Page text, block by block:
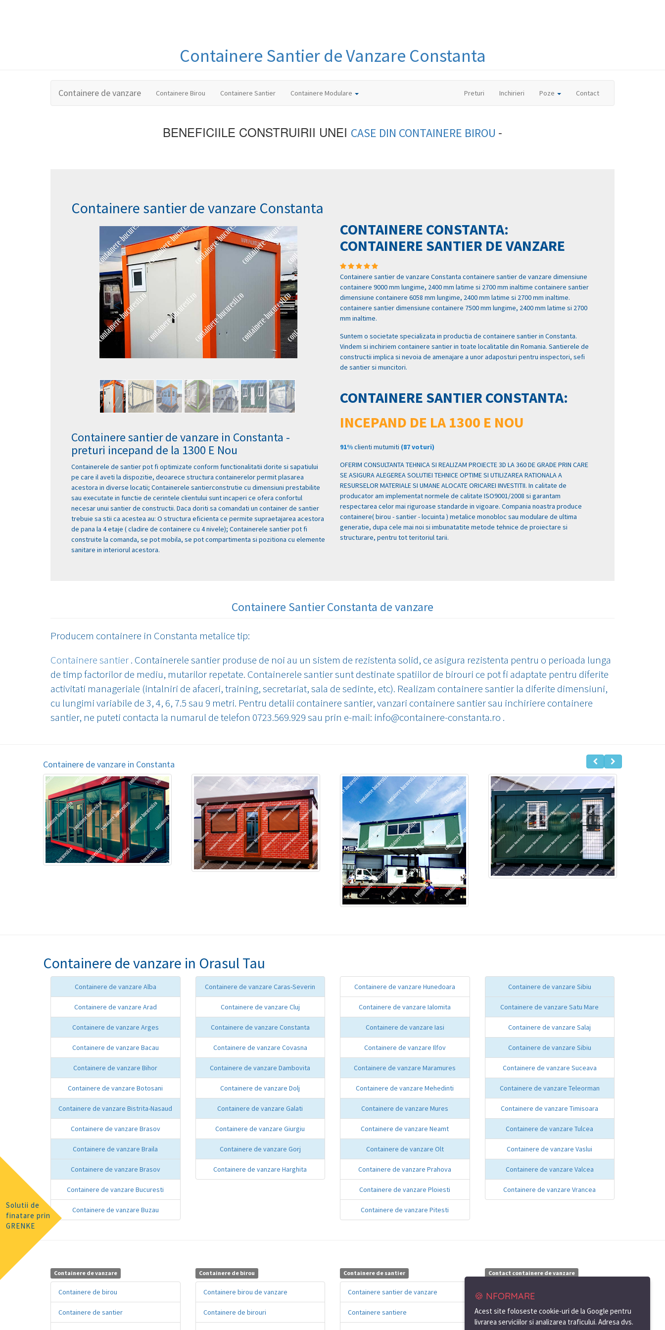
Containere Santier de Vanzare Constanta
Containere de vanzare Containere Birou Containere Santier Containere Modulare Preturi (current)Inchirieri Poze Contact
BENEFICIILE CONSTRUIRII UNEI CASE DIN CONTAINERE BIROU -
Containere santier de vanzare Constanta
Containere santier de vanzare in Constanta -
preturi incepand de la 1300 E Nou
Containerele de santier pot fi optimizate conform functionalitatii dorite si sapatiului
pe care il aveti la dispozitie, deoarece structura containerelor permit plasarea
acestora in diverse locatii; Containerele santierconstrutie cu dimensiuni prestabilite
sau executate in functie de cerintele clientului sunt incaperi ce ofera confortul
necesar unui santier de constructii. Daca doriti sa comandati un container de santier
trebuie sa stii ca acestea au: O structura eficienta ce permite supraetajarea acestora
de pana la 4 etaje ( cladire de containere cu 4 nivele); Containerele santier pot fi
construite la comanda, se pot mobila, se pot compartimenta si pozitiona cu elemente
sanitare in interiorul acestora.
CONTAINERE CONSTANTA:
CONTAINERE SANTIER DE VANZARE
Containere santier de vanzare Constanta containere santier de vanzare dimensiune
containere 9000 mm lungime, 2400 mm latime si 2700 mm inaltime containere santier
dimensiune containere 6058 mm lungime, 2400 mm latime si 2700 mm inaltime.
containere santier dimensiune containere 7500 mm lungime, 2400 mm latime si 2700
mm inaltime.
Suntem o societate specializata in productia de containere santier in Constanta.
Vindem si inchiriem containere santier in toate localitatile din Romania. Santierele de
constructii implica si nevoia de amenajare a unor adaposturi pentru inspectori, sefi
de santier si muncitori.
CONTAINERE SANTIER CONSTANTA:
INCEPAND DE LA 1300 E NOU
91%clienti mutumiti (87 voturi)
OFERIM CONSULTANTA TEHNICA SI REALIZAM PROIECTE 3D LA 360 DE GRADE PRIN CARE
SE ASIGURA ALEGEREA SOLUTIEI TEHNICE OPTIME SI UTILIZAREA RATIONALA A
RESURSELOR MATERIALE SI UMANE ALOCATE ORICAREI INVESTITII. In calitate de
producator am implementat normele de calitate ISO9001/2008 si garantam
respectarea celor mai riguroase standarde in vigoare. Compania noastra produce
containere( birou - santier - locuinta ) metalice monobloc sau modulare de ultima
generatie, dupa cele mai noi si imbunatatite metode tehnice de proiectare si
structurare, pentru tot teritoriul tarii.
Containere Santier Constanta de vanzare
Producem containere in Constanta metalice tip:
Containere santier. Containerele santier produse de noi au un sistem de rezistenta solid, ce asigura rezistenta pentru o perioada lunga
de timp factorilor de mediu, mutarilor repetate. Containerele santier sunt destinate spatiilor de birouri ce pot fi adaptate pentru diferite
activitati manageriale (intalniri de afaceri, training, secretariat, sala de sedinte, etc). Realizam containere santier la diferite dimensiuni,
cu lungimi variabile de 3, 4, 6, 7.5 sau 9 metri. Pentru detalii containere santier, vanzari containere santier sau inchiriere containere
santier, ne puteti contacta la numarul de telefon 0723.569.929 sau prin e-mail: info@containere-constanta.ro .
Containere de vanzare in Constanta
Containere de vanzare in Orasul Tau
Containere de vanzare Alba
Containere de vanzare Arad
Containere de vanzare Arges
Containere de vanzare Bacau
Containere de vanzare Bihor
Containere de vanzare Botosani
Containere de vanzare Bistrita-Nasaud
Containere de vanzare Brasov
Containere de vanzare Braila
Containere de vanzare Brasov
Containere de vanzare Bucuresti
Containere de vanzare Buzau
Containere de vanzare Caras-Severin
Containere de vanzare Cluj
Containere de vanzare Constanta
Containere de vanzare Covasna
Containere de vanzare Dambovita
Containere de vanzare Dolj
Containere de vanzare Galati
Containere de vanzare Giurgiu
Containere de vanzare Gorj
Containere de vanzare Harghita
Containere de vanzare Hunedoara
Containere de vanzare Ialomita
Containere de vanzare Iasi
Containere de vanzare Ilfov
Containere de vanzare Maramures
Containere de vanzare Mehedinti
Containere de vanzare Mures
Containere de vanzare Neamt
Containere de vanzare Olt
Containere de vanzare Prahova
Containere de vanzare Ploiesti
Containere de vanzare Pitesti
Containere de vanzare Sibiu
Containere de vanzare Satu Mare
Containere de vanzare Salaj
Containere de vanzare Sibiu
Containere de vanzare Suceava
Containere de vanzare Teleorman
Containere de vanzare Timisoara
Containere de vanzare Tulcea
Containere de vanzare Vaslui
Containere de vanzare Valcea
Containere de vanzare Vrancea
Containere de vanzare
Containere de birou
Containere de santier
Containere de birou
Containere birou de vanzare
Containere de birouri
Containere de santier
Containere santier de vanzare
Containere santiere
Contact containere de vanzare
Galati - Constanta
Ing.FlorinPalade
Containere birou si santier de vanzare
Solutii de
finatare prin
GRENKE
🍪 NFORMARE
Acest site foloseste cookie-uri de la Google pentru
livrarea serviciilor si analizarea traficului. Adresa dvs.